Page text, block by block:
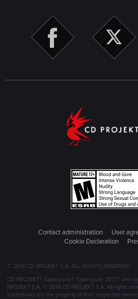
Contact administration User
Cookie Declaration
© 2018 CD PROJEKT S.A. ALL RIGHTS RESERVED
CD PROJEKT®, Cyberpunk®, Cyberpunk 2077® are
PROJEKT S.A. © 2018 CD PROJEKT S.A. All rights
trademarks are the property of their respective